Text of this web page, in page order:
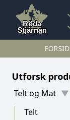
Utforsk
Telt og Mat
Telt